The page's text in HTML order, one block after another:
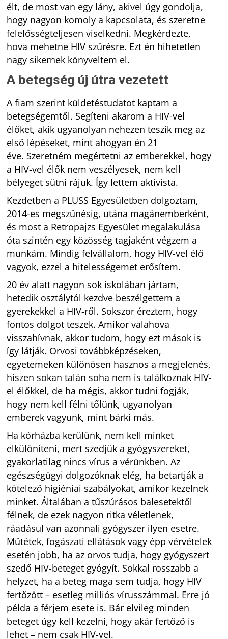
élt, de most van egy lány, akivel úgy gondolja,
hogy nagyon komoly a kapcsolata, és szeretne
felelősségteljesen viselkedni. Megkérdezte,
hova mehetne HIV szűrésre. Ezt én hihetetlen
nagy sikernek könyveltem el.
A betegség új útra vezetett
A fiam szerint küldetéstudatot kaptam a
betegségemtől. Segíteni akarom a HIV-vel
élőket, akik ugyanolyan nehezen teszik meg az
első lépéseket, mint ahogyan én 21
éve. Szeretném megértetni az emberekkel, hogy
a HIV-vel élők nem veszélyesek, nem kell
bélyeget sütni rájuk. Így lettem aktivista.
Kezdetben a PLUSS Egyesületben dolgoztam,
2014-es megszűnésig, utána magánemberként,
és most a Retropajzs Egyesület megalakulása
óta szintén egy közösség tagjaként végzem a
munkám. Mindig felvállalom, hogy HIV-vel élő
vagyok, ezzel a hitelességemet erősítem.
20 év alatt nagyon sok iskolában jártam,
hetedik osztálytól kezdve beszélgettem a
gyerekekkel a HIV-ről. Sokszor éreztem, hogy
fontos dolgot teszek. Amikor valahova
visszahívnak, akkor tudom, hogy ezt mások is
így látják. Orvosi továbbképzéseken,
egyetemeken különösen hasznos a megjelenés,
hiszen sokan talán soha nem is találkoznak HIV-
el élőkkel, de ha mégis, akkor tudni fogják,
hogy nem kell félni tőlünk, ugyanolyan
emberek vagyunk, mint bárki más.
Ha kórházba kerülünk, nem kell minket
elkülöníteni, mert szedjük a gyógyszereket,
gyakorlatilag nincs vírus a vérünkben. Az
egészségügyi dolgozóknak elég, ha betartják a
kötelező higiéniai szabályokat, amikor kezelnek
minket. Általában a tűszúrásos balesetektől
félnek, de ezek nagyon ritka véletlenek,
ráadásul van azonnali gyógyszer ilyen esetre.
Műtétek, fogászati ellátások vagy épp vérvételek
esetén jobb, ha az orvos tudja, hogy gyógyszert
szedő HIV-beteget gyógyít. Sokkal rosszabb a
helyzet, ha a beteg maga sem tudja, hogy HIV
fertőzött – esetleg milliós vírusszámmal. Erre jó
példa a férjem esete is. Bár elvileg minden
beteget úgy kell kezelni, hogy akár fertőző is
lehet – nem csak HIV-vel.